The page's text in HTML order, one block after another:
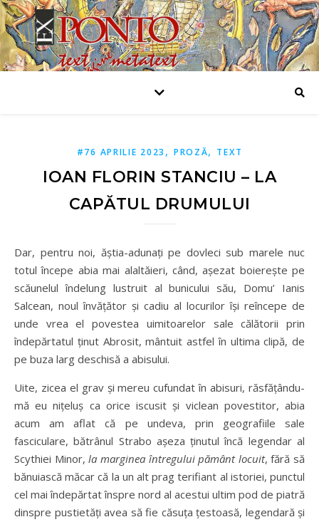
#76 APRILIE 2023 , PROZĂ, TEXT
IOAN FLORIN STANCIU – LA
CAPĂTUL DRUMULUI
Dar, pentru noi, ăştia-adunaţi pe dovleci sub marele nuc
totul începe abia mai alaltăieri, când, aşezat boiereşte pe
scăunelul îndelung lustruit al bunicului său, Domu’ Ianis
Salcean, noul învăţător şi cadiu al locurilor îşi reîncepe de
unde vrea el povestea uimitoarelor sale călătorii prin
îndepărtatul ţinut Abrosit, mântuit astfel în ultima clipă, de
pe buza larg deschisă a abisului.
Uite, zicea el grav şi mereu cufundat în abisuri, răsfăţându-
mă eu niţeluş ca orice iscusit şi viclean povestitor, abia
acum am aflat că pe undeva, prin geografiile sale
fasciculare, bătrânul Strabo aşeza ţinutul încă legendar al
Scythiei Minor,la marginea întregului pământ locuit, fără să
bănuiască măcar că la un alt prag terifiant al istoriei, punctul
cel mai îndepărtat înspre nord al acestui ultim pod de piatră
dinspre pustietăţi avea să fie căsuţa ţestoasă, legendară şi